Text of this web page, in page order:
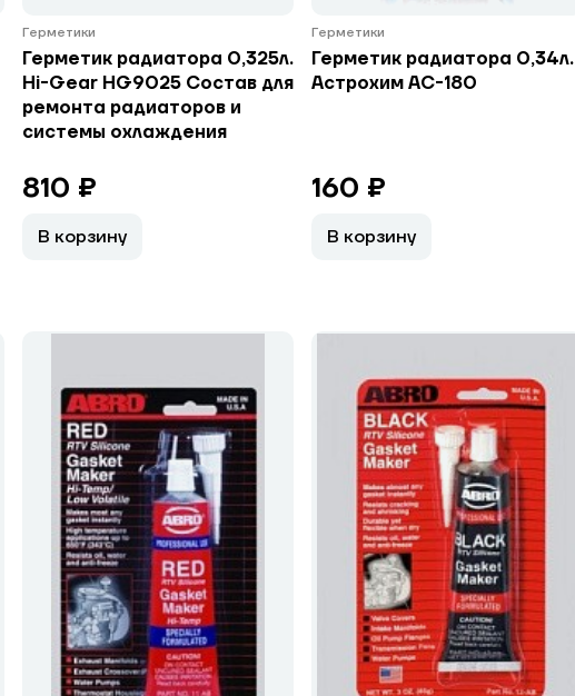
Герметики
Герметик радиатора 0,325л.
Hi-Gear HG9025 Состав для
ремонта радиаторов и
системы охлаждения
810 ₽
В корзину
Герметики
Герметик радиатора 0,34л.
Астрохим АС-180
160 ₽
В корзину